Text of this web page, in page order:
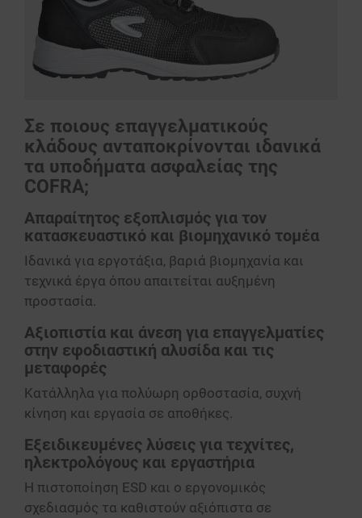
Σε ποιους επαγγελματικούς
κλάδους ανταποκρίνονται ιδανικά
τα υποδήματα ασφαλείας της
COFRA;
Απαραίτητος εξοπλισμός για τον
κατασκευαστικό και βιομηχανικό τομέα
Ιδανικά για εργοτάξια, βαριά βιομηχανία και
τεχνικά έργα όπου απαιτείται αυξημένη
προστασία.
Αξιοπιστία και άνεση για επαγγελματίες
στην εφοδιαστική αλυσίδα και τις
μεταφορές
Κατάλληλα για πολύωρη ορθοστασία, συχνή
κίνηση και εργασία σε αποθήκες.
Εξειδικευμένες λύσεις για τεχνίτες,
ηλεκτρολόγους και εργαστήρια
Η πιστοποίηση ESD και ο εργονομικός
σχεδιασμός τα καθιστούν αξιόπιστα σε